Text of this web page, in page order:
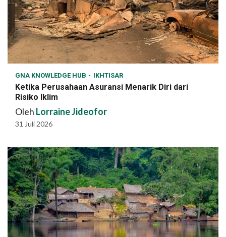
GNA KNOWLEDGE HUB IKHTISAR
Ketika Perusahaan Asuransi Menarik Diri dari
Risiko Iklim
Oleh Lorraine Jideofor
31 Juli 2026